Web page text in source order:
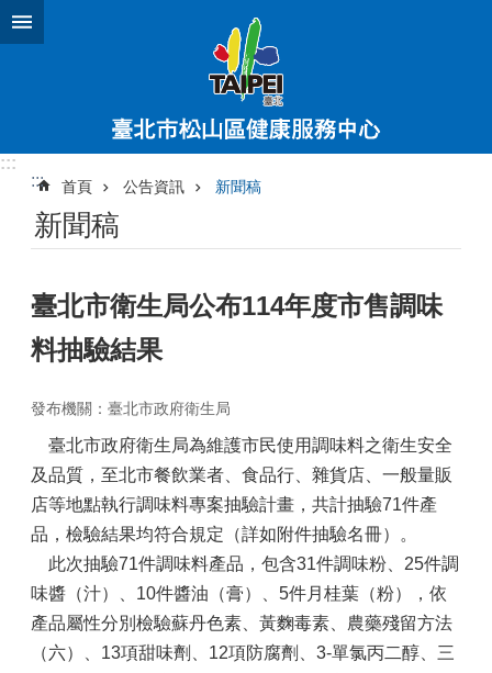
跳到主要內容區塊
:::
:::
首頁 公告資訊 新聞稿
新聞稿
臺北市衛生局公布114年度市售調味
料抽驗結果
發布機關：臺北市政府衛生局
臺北市政府衛生局為維護市民使用調味料之衛生安全
及品質，至北市餐飲業者、食品行、雜貨店、一般量販
店等地點執行調味料專案抽驗計畫，共計抽驗71件產
品，檢驗結果均符合規定（詳如附件抽驗名冊）。
此次抽驗71件調味料產品，包含31件調味粉、25件調
味醬（汁）、10件醬油（膏）、5件月桂葉（粉），依
產品屬性分別檢驗蘇丹色素、黃麴毒素、農藥殘留方法
（六）、13項甜味劑、12項防腐劑、3-單氯丙二醇、三